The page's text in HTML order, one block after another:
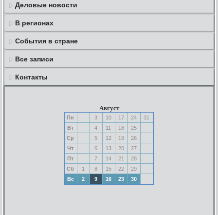
Деловые новости
В регионах
События в стране
Все записи
Контакты
Август
Пн 3 10 17 24
31
Вт
4 11 18
25
Ср
5 12 19
26
Чт
6 13 20
27
Пт
7 14 21
28
Сб
1 8 15 22
29
Вс
2 9 16 23 30